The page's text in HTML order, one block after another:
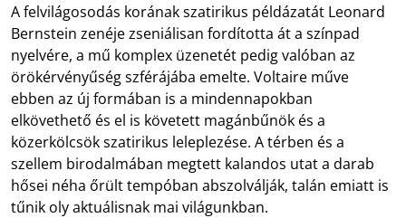
A felvilágosodás korának szatirikus példázatát Leonard
Bernstein zenéje zseniálisan fordította át a színpad
nyelvére, a mű komplex üzenetét pedig valóban az
örökérvényűség szférájába emelte. Voltaire műve
ebben az új formában is a mindennapokban
elkövethető és el is követett magánbűnök és a
közerkölcsök szatirikus leleplezése. A térben és a
szellem birodalmában megtett kalandos utat a darab
hősei néha őrült tempóban abszolválják, talán emiatt is
tűnik oly aktuálisnak mai világunkban.